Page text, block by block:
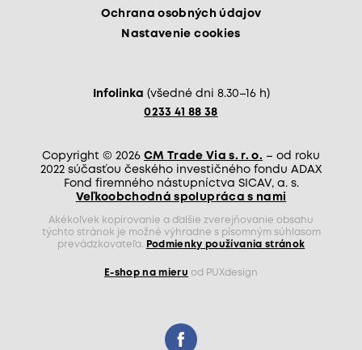
Ochrana osobných údajov
Nastavenie cookies
Infolinka (všedné dni 8.30–16 h)
0233 41 88 38
Copyright © 2026 CM Trade Via s. r. o. – od roku
2022 súčasťou českého investičného fondu ADAX
Fond firemného nástupníctva SICAV, a. s.
Veľkoobchodná spolupráca s nami
Akékoľvek kopírovanie a ďalšie zverejňovanie obsahu
týchto stránok je možné výhradne s písomným súhlasom
prevádzkovateľa.
Podmienky používania stránok
E-shop na mieru od PUXdesign